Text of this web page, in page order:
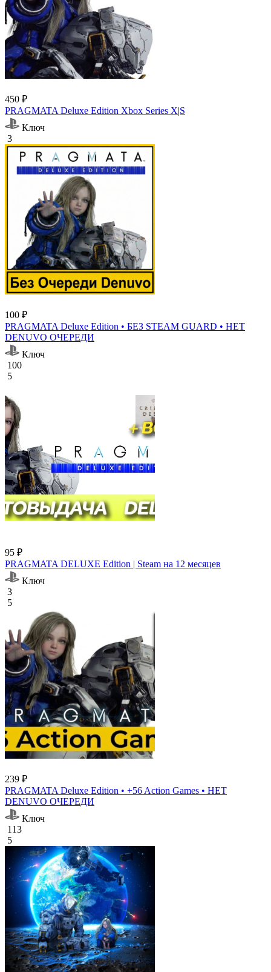
450 ₽
PRAGMATA Deluxe Edition Xbox Series X|S
Ключ
3
100 ₽
PRAGMATA Deluxe Edition • БЕЗ STEAM GUARD • НЕТ
DENUVO ОЧЕРЕДИ
Ключ
100
5
95 ₽
PRAGMATA DELUXE Edition | Steam на 12 месяцев
Ключ
3
5
239 ₽
PRAGMATA Deluxe Edition • +56 Action Games • НЕТ
DENUVO ОЧЕРЕДИ
Ключ
113
5